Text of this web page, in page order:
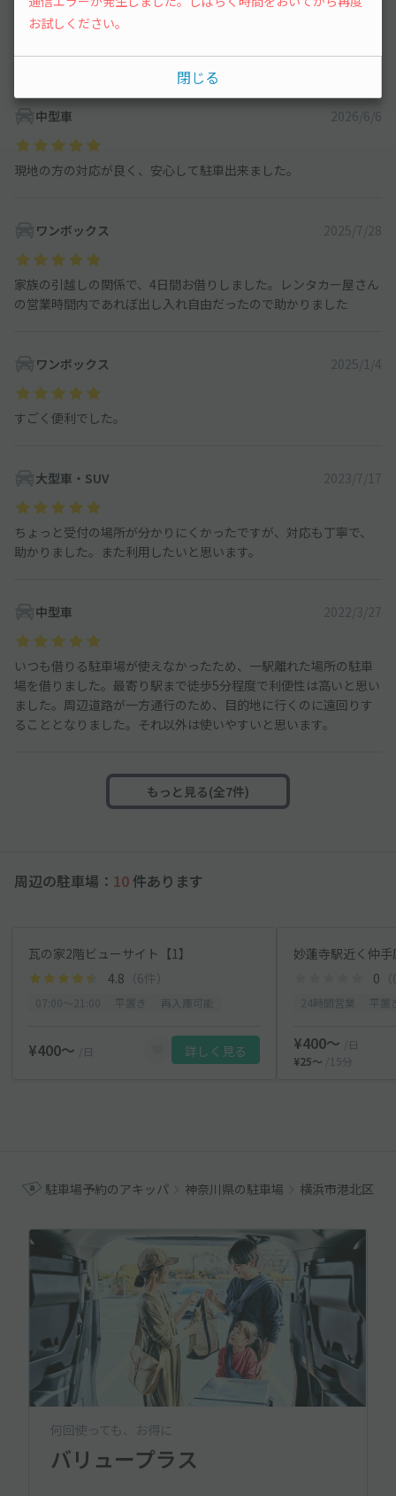
中型車 90件
中型車 2026/6/6
現地の方の対応が良く、安心して駐車出来ました。
ワンボックス 2025/7/28
家族の引越しの関係で、4日間お借りしました。レンタカー屋さん
の営業時間内であれぼ出し入れ自由だったので助かりました
ワンボックス 2025/1/4
すごく便利でした。
大型車・SUV 2023/7/17
ちょっと受付の場所が分かりにくかったですが、対応も丁寧で、
助かりました。また利用したいと思います。
中型車 2022/3/27
いつも借りる駐車場が使えなかったため、一駅離れた場所の駐車
場を借りました。最寄り駅まで徒歩5分程度で利便性は高いと思い
ました。周辺道路が一方通行のため、目的地に行くのに遠回りす
ることとなりました。それ以外は使いやすいと思います。
もっと見る(全7件)
周辺の駐車場： 10 件あります
瓦の家2階ビューサイト【1】
4.8 （6件）
¥400〜 /日 詳しく見る
0
¥400〜
/日
¥25〜
/15分
駐車場予約のアキッパ 神奈川県の駐車場 横浜市港北区の
お試しください。
閉じる
何回使っても、お得に
バリュープラス